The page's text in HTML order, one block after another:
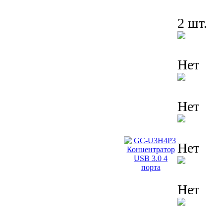
2 шт.
Нет
Нет
Нет
Нет